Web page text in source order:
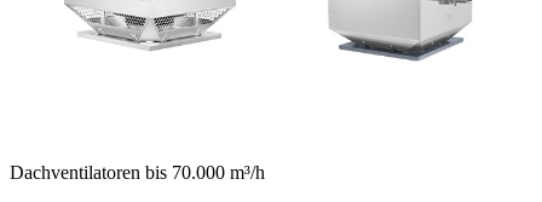
Dachventilatoren bis 70.000 m³/h